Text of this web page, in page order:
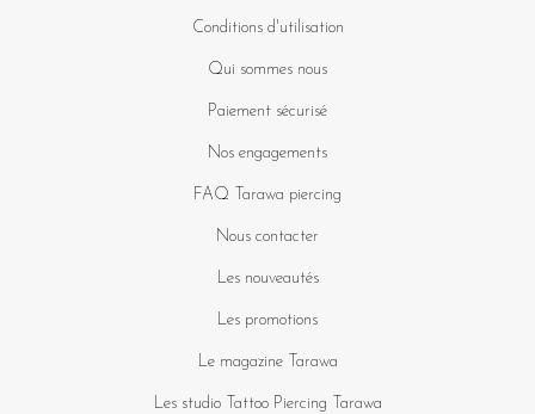
Conditions d'utilisation
Qui sommes nous
Paiement sécurisé
Nos engagements
FAQ Tarawa piercing
Nous contacter
Les nouveautés
Les promotions
Le magazine Tarawa
Les studio Tattoo Piercing Tarawa